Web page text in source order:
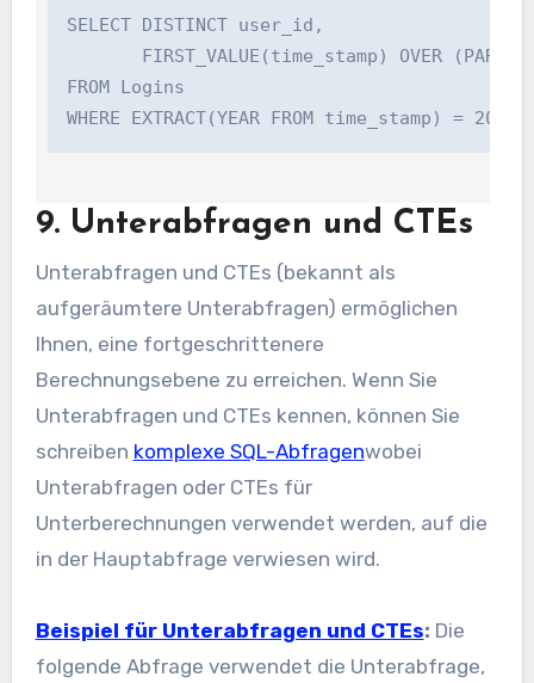
SELECT DISTINCT user_id,
FIRST_VALUE(time_stamp) OVER
FROM Logins
9. Unterabfragen und CTEs
Unterabfragen und CTEs (bekannt als
aufgeräumtere Unterabfragen) ermöglichen
Ihnen, eine fortgeschrittenere
Berechnungsebene zu erreichen. Wenn Sie
Unterabfragen und CTEs kennen, können Sie
schreiben komplexe SQL-Abfragenwobei
Unterabfragen oder CTEs für
Unterberechnungen verwendet werden, auf die
in der Hauptabfrage verwiesen wird.
Beispiel für Unterabfragen und CTEs: Die
folgende Abfrage verwendet die Unterabfrage,